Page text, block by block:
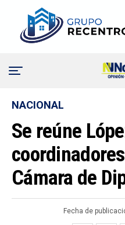
NACIONAL
Se reúne
Cámara de
Fecha de